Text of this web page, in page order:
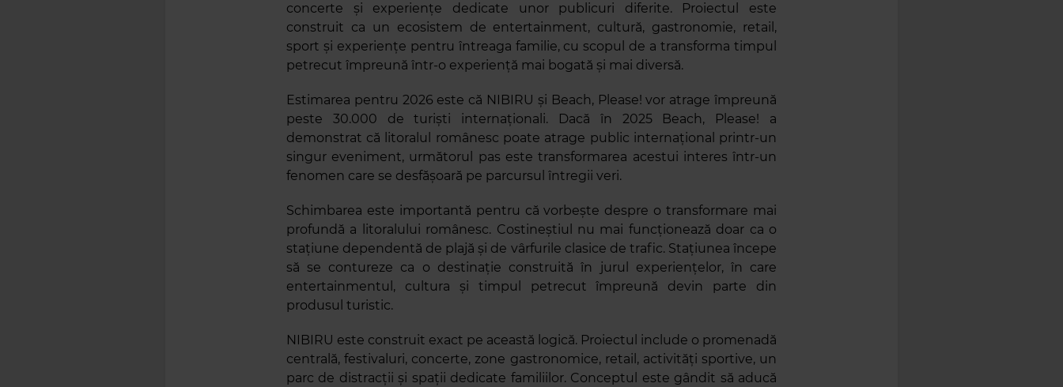
concerte și experiențe dedicate unor publicuri diferite. Proiectul este
construit ca un ecosistem de entertainment, cultură, gastronomie, retail,
sport și experiențe pentru întreaga familie, cu scopul de a transforma timpul
petrecut împreună într-o experiență mai bogată și mai diversă.
Estimarea pentru 2026 este că NIBIRU și Beach, Please! vor atrage împreună
peste 30.000 de turiști internaționali. Dacă în 2025 Beach, Please! a
demonstrat că litoralul românesc poate atrage public internațional printr-un
singur eveniment, următorul pas este transformarea acestui interes într-un
fenomen care se desfășoară pe parcursul întregii veri.
Schimbarea este importantă pentru că vorbește despre o transformare mai
profundă a litoralului românesc. Costineștiul nu mai funcționează doar ca o
stațiune dependentă de plajă și de vârfurile clasice de trafic. Stațiunea începe
să se contureze ca o destinație construită în jurul experiențelor, în care
entertainmentul, cultura și timpul petrecut împreună devin parte din
produsul turistic.
NIBIRU este construit exact pe această logică. Proiectul include o promenadă
centrală, festivaluri, concerte, zone gastronomice, retail, activități sportive, un
parc de distracții și spații dedicate familiilor. Conceptul este gândit să aducă